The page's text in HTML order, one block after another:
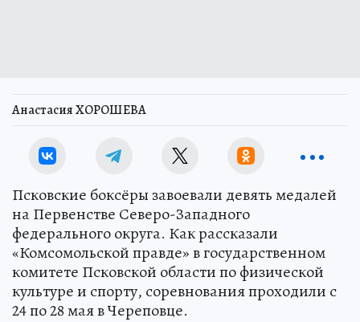
Анастасия ХОРОШЕВА
Псковские боксёры завоевали девять медалей
на Первенстве Северо-Западного
федерального округа. Как рассказали
«Комсомольской правде» в государственном
комитете Псковской области по физической
культуре и спорту, соревнования проходили с
24 по 28 мая в Череповце.